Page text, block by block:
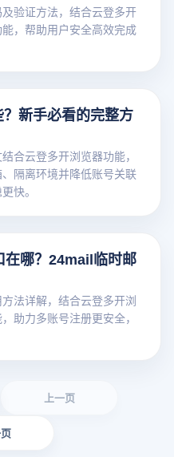
验证方法，结合云登多开
，帮助用户安全高效完成
新手必看的完整方
合云登多开浏览器功能，
隔离环境并降低账号关联
快。
哪？24mail临时邮
法详解，结合云登多开浏
助力多账号注册更安全，
上一页